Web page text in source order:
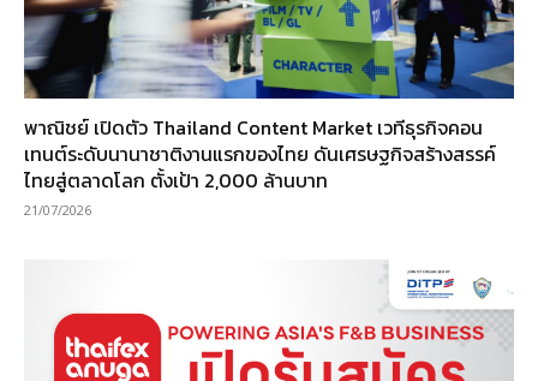
พาณิชย์ เปิดตัว Thailand Content Market เวทีธุรกิจคอน
เทนต์ระดับนานาชาติงานแรกของไทย ดันเศรษฐกิจสร้างสรรค์
ไทยสู่ตลาดโลก ตั้งเป้า 2,000 ล้านบาท
21/07/2026